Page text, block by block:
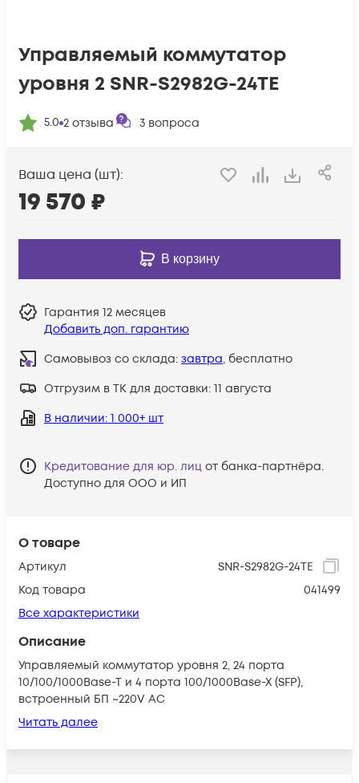
О товаре
Артикул
SNR-S2982G-24TE
Код товара
041499
Все характеристики
Описание
Управляемый коммутатор уровня 2, 24 порта
10/100/1000Base-T и 4 порта 100/1000Base-X (SFP),
встроенный БП ~220V AC
Читать далее
Управляемый коммутатор
уровня 2 SNR-S2982G-24TE
5.0 2 отзыва 3 вопроса
Ваша цена (шт):
19 570 ₽
В корзину
Гарантия 12 месяцев
Добавить доп. гарантию
Самовывоз со склада: завтра, бесплатно
Отгрузим в ТК для доставки: 11 августа
В наличии: 1 000+ шт
Кредитование для юр. лиц от банка-партнёра.
Доступно для ООО и ИП